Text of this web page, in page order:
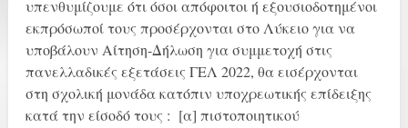
υπενθυμίζουμε ότι όσοι απόφοιτοι ή εξουσιοδοτημένοι
εκπρόσωποί τους προσέρχονται στο Λύκειο για να
υποβάλουν Αίτηση-Δήλωση για συμμετοχή στις
πανελλαδικές εξετάσεις ΓΕΛ 2022, θα εισέρχονται
στη σχολική μονάδα κατόπιν υποχρεωτικής επίδειξης
κατά την είσοδό τους : [α] πιστοποιητικού